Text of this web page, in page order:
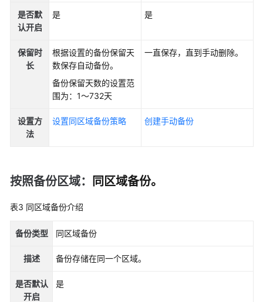
API
考
(阿
域)
指
（巴
区
参
考
是否默
认开启
是 是
保留时
长
根据设置的备份保留天
数保存自动备份。
备份保留天数的设置范
围为：1～732天
一直保存，直到手动删除。
设置方
法
设置同区域备份策略 创建手动备份
按照备份区域： 同区域备份。
表3 同区域备份介绍
备份类型 同区域备份
描述 备份存储在同一个区域。
是否默认
开启
是